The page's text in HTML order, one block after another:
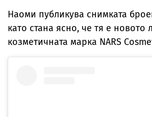
Наоми публикува снимката
като стана ясно, че тя е новото
козметичната марка NARS